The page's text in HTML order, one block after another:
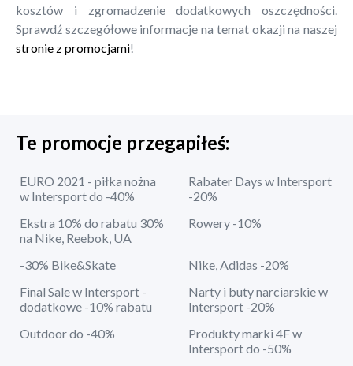
kosztów i zgromadzenie dodatkowych oszczędności.
Sprawdź szczegółowe informacje na temat okazji na naszej
stronie z promocjami!
Te promocje przegapiłeś:
EURO 2021 - piłka nożna
w Intersport do -40%
Rabater Days w Intersport
-20%
Ekstra 10% do rabatu 30%
na Nike, Reebok, UA
Rowery -10%
-30% Bike&Skate
Nike, Adidas -20%
Final Sale w Intersport -
dodatkowe -10% rabatu
Narty i buty narciarskie w
Intersport -20%
Outdoor do -40%
Produkty marki 4F w
Intersport do -50%